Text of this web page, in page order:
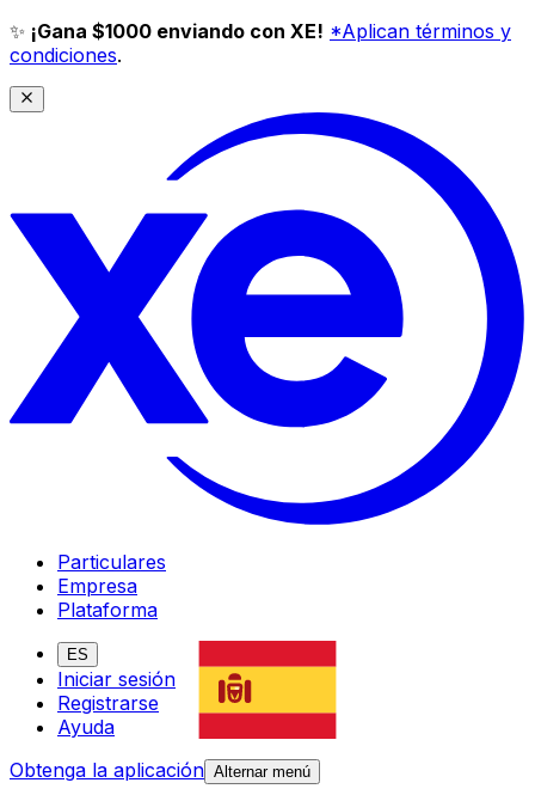
✨ ¡Gana $1000 enviando con XE! *Aplican términos y
condiciones.
Particulares
Empresa
Plataforma
ES
Iniciar sesión
Registrarse
Ayuda
Obtenga la aplicación Alternar menú